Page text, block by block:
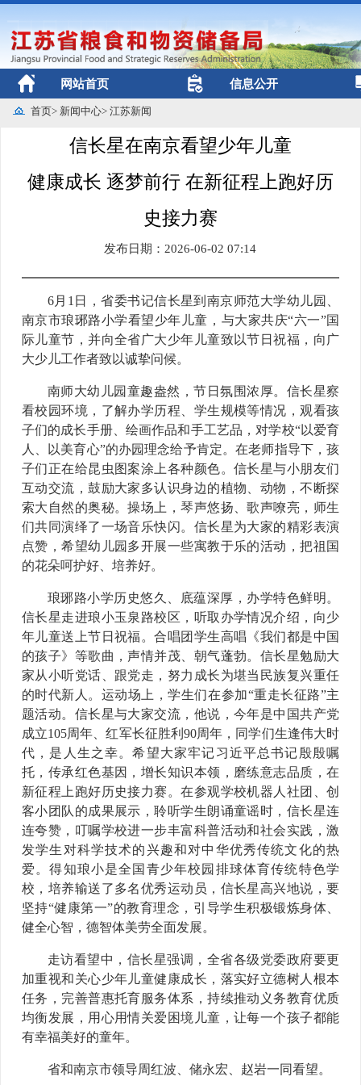
网站首页 信息公开
首页> 新闻中心> 江苏新闻
信长星在南京看望少年儿童
健康成长 逐梦前行 在新征程上跑好历
史接力赛
发布日期：2026-06-02 07:14
6月1日，省委书记信长星到南京师范大学幼儿园、
南京市琅琊路小学看望少年儿童，与大家共庆“六一”国
际儿童节，并向全省广大少年儿童致以节日祝福，向广
大少儿工作者致以诚挚问候。
南师大幼儿园童趣盎然，节日氛围浓厚。信长星察
看校园环境，了解办学历程、学生规模等情况，观看孩
子们的成长手册、绘画作品和手工艺品，对学校“以爱育
人、以美育心”的办园理念给予肯定。在老师指导下，孩
子们正在给昆虫图案涂上各种颜色。信长星与小朋友们
互动交流，鼓励大家多认识身边的植物、动物，不断探
索大自然的奥秘。操场上，琴声悠扬、歌声嘹亮，师生
们共同演绎了一场音乐快闪。信长星为大家的精彩表演
点赞，希望幼儿园多开展一些寓教于乐的活动，把祖国
的花朵呵护好、培养好。
琅琊路小学历史悠久、底蕴深厚，办学特色鲜明。
信长星走进琅小玉泉路校区，听取办学情况介绍，向少
年儿童送上节日祝福。合唱团学生高唱《我们都是中国
的孩子》等歌曲，声情并茂、朝气蓬勃。信长星勉励大
家从小听党话、跟党走，努力成长为堪当民族复兴重任
的时代新人。运动场上，学生们在参加“重走长征路”主
题活动。信长星与大家交流，他说，今年是中国共产党
成立105周年、红军长征胜利90周年，同学们生逢伟大时
代，是人生之幸。希望大家牢记习近平总书记殷殷嘱
托，传承红色基因，增长知识本领，磨练意志品质，在
新征程上跑好历史接力赛。在参观学校机器人社团、创
客小团队的成果展示，聆听学生朗诵童谣时，信长星连
连夸赞，叮嘱学校进一步丰富科普活动和社会实践，激
发学生对科学技术的兴趣和对中华优秀传统文化的热
爱。得知琅小是全国青少年校园排球体育传统特色学
校，培养输送了多名优秀运动员，信长星高兴地说，要
坚持“健康第一”的教育理念，引导学生积极锻炼身体、
健全心智，德智体美劳全面发展。
走访看望中，信长星强调，全省各级党委政府要更
加重视和关心少年儿童健康成长，落实好立德树人根本
任务，完善普惠托育服务体系，持续推动义务教育优质
均衡发展，用心用情关爱困境儿童，让每一个孩子都能
有幸福美好的童年。
省和南京市领导周红波、储永宏、赵岩一同看望。